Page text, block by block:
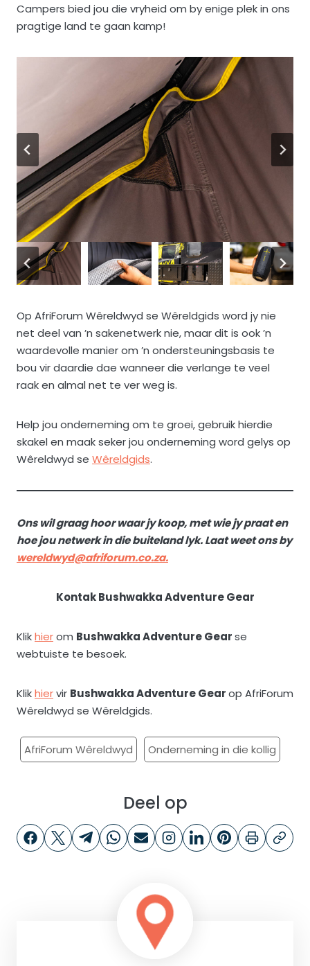
Campers bied jou die vryheid om by enige plek in ons
pragtige land te gaan kamp!
Op AfriForum Wêreldwyd se Wêreldgids word jy nie
net deel van ’n sakenetwerk nie, maar dit is ook ’n
waardevolle manier om ’n ondersteuningsbasis te
bou vir daardie dae wanneer die verlange te veel
raak en almal net te ver weg is.
Help jou onderneming om te groei, gebruik hierdie
skakel en maak seker jou onderneming word gelys op
Wêreldwyd se Wêreldgids.
Ons wil graag hoor waar jy koop, met wie jy praat en
hoe jou netwerk in die buiteland lyk. Laat weet ons by
wereldwyd@afriforum.co.za.
Kontak Bushwakka Adventure Gear
Klikhierom Bushwakka Adventure Gearse
webtuiste te besoek.
Klikhiervir Bushwakka Adventure Gearop AfriForum
Wêreldwyd se Wêreldgids.
AfriForum Wêreldwyd Onderneming in die kollig
Deel op